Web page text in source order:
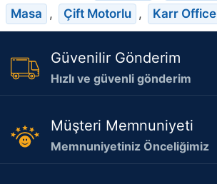
Masa
, Çift Motorlu , Karr Office
Güvenilir Gönderim
Hızlı ve güvenli gönderim
Müşteri Memnuniyeti
Memnuniyetiniz Önceliğimiz